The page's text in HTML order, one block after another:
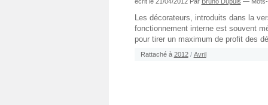
Les décorateurs, introduits dans la
fonctionnement interne est souvent
pour tirer un maximum de profit des
Rattaché à 2012 / Avril